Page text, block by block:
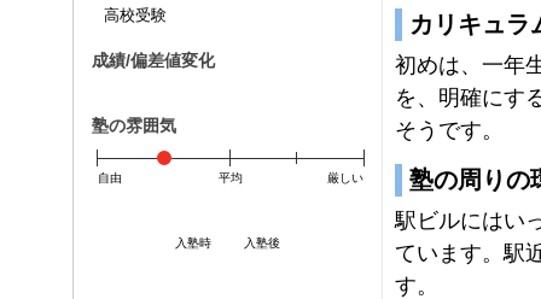
高校受験
成績/偏差値変化
入塾時 入塾後
塾の雰囲気
自由 平均 厳しい
カリキュラ
初めは、一年
を、明確にす
そうです。
塾の周りの
駅ビルにはい
ています。駅
す。